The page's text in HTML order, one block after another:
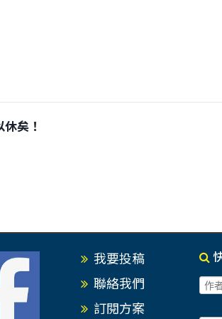
矣！
我要投稿
聯絡我們
訂閱方案